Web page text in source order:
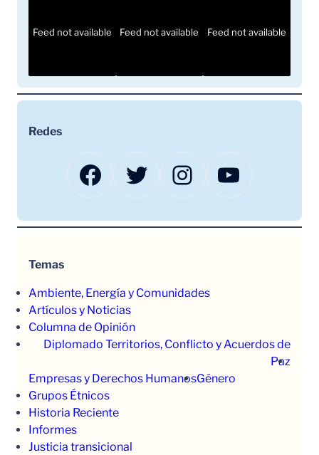
Feed not available Feed not available Feed not available
Redes
Facebook Twitter Instagram YouTube
Temas
Ambiente, Energía y Comunidades
Artículos y Noticias
Columna de Opinión
Diplomado Territorios, Conflicto y Acuerdos de
Paz
Empresas y Derechos HumanosGénero
Grupos Étnicos
Historia Reciente
Informes
Justicia transicional